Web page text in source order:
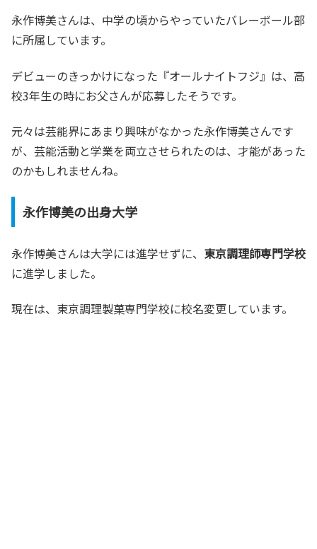
永作博美さんは、中学の頃からやっていたバレーボール部
に所属しています。
デビューのきっかけになった『オールナイトフジ』は、高
校3年生の時にお父さんが応募したそうです。
元々は芸能界にあまり興味がなかった永作博美さんです
が、芸能活動と学業を両立させられたのは、才能があった
のかもしれませんね。
永作博美の出身大学
永作博美さんは大学には進学せずに、 東京調理師専門学校
に進学しました。
現在は、東京調理製菓専門学校に校名変更しています。